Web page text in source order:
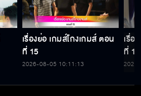
เรื่องย่อ เกมส์โกงเกมส์ ตอน
ที่ 15
2026-08-05 10:11:13
เรื่อ
ที่ 14